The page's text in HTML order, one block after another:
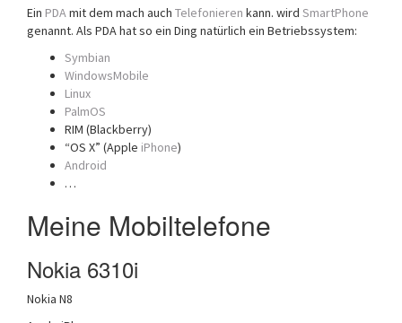
Ein PDAmit dem mach auch Telefonieren kann. wird SmartPhone
genannt. Als PDA hat so ein Ding natürlich ein Betriebssystem:
Symbian
WindowsMobile
Linux
PalmOS
RIM (Blackberry)
“OS X” (Apple iPhone)
Android
…
Meine Mobiltelefone
Nokia 6310i
Nokia N8